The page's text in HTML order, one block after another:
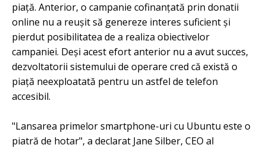
piață. Anterior, o campanie cofinanțată prin donatii
online nu a reușit să genereze interes suficient și
pierdut posibilitatea de a realiza obiectivelor
campaniei. Deși acest efort anterior nu a avut succes,
dezvoltatorii sistemului de operare cred că există o
piață neexploatată pentru un astfel de telefon
accesibil.
"Lansarea primelor smartphone-uri cu Ubuntu este o
piatră de hotar", a declarat Jane Silber, CEO al